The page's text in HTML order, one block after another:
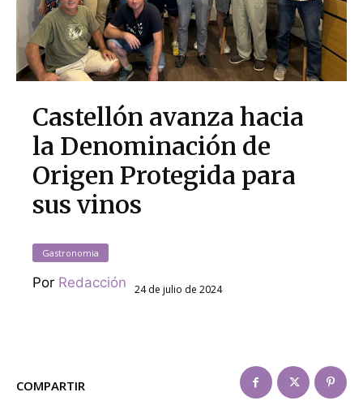
Castellón avanza hacia
la Denominación de
Origen Protegida para
sus vinos
Gastronomia
Por Redacción 24 de julio de 2024
COMPARTIR